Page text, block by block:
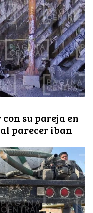
su pareja en
al parecer iban